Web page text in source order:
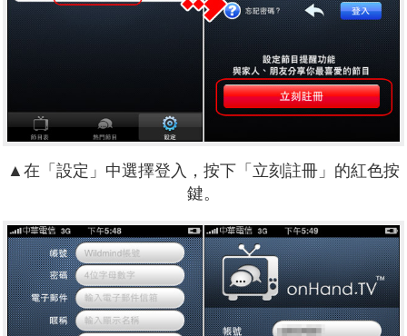
▲在「設定」中選擇登入，按下「立刻註冊」的紅色按
鍵。